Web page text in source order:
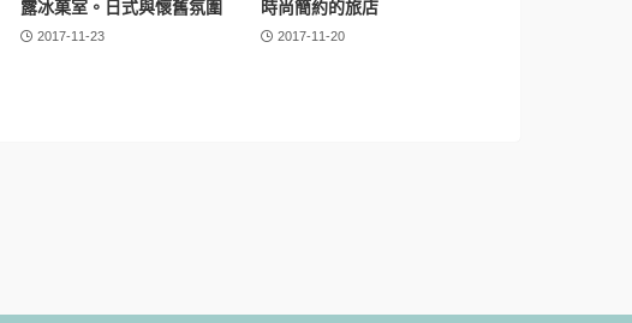
露冰菓室。日式與懷舊氛圍
2017-11-23
時尚簡約的旅店
2017-11-20